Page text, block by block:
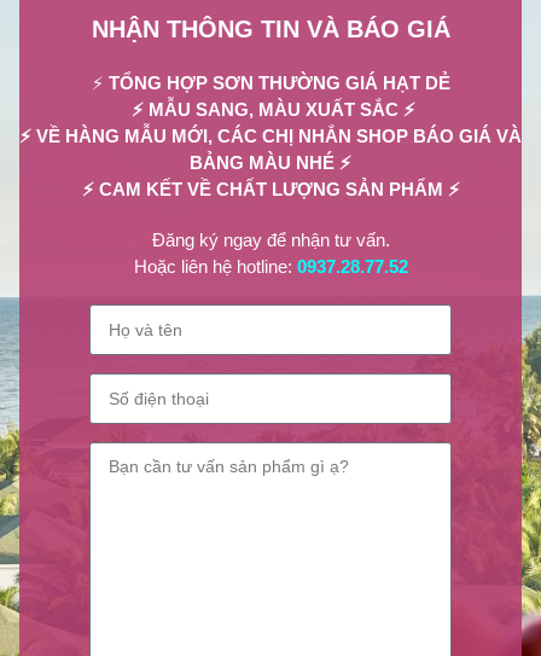
NHẬN THÔNG TIN VÀ BÁO GIÁ
⚡ TỔNG HỢP SƠN THƯỜNG GIÁ HẠT DẺ
⚡ MẪU SANG, MÀU XUẤT SẮC ⚡
⚡ VỀ HÀNG MẪU MỚI, CÁC CHỊ NHẮN SHOP BÁO GIÁ VÀ
BẢNG MÀU NHÉ ⚡
⚡ CAM KẾT VỀ CHẤT LƯỢNG SẢN PHẨM ⚡
Đăng ký ngay để nhận tư vấn.
Hoặc liên hệ hotline: 0937.28.77.52